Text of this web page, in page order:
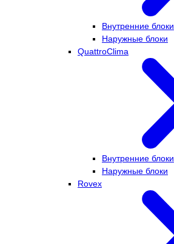
Внутренние блоки
Наружные блоки
QuattroClima
Внутренние блоки
Наружные блоки
Rovex